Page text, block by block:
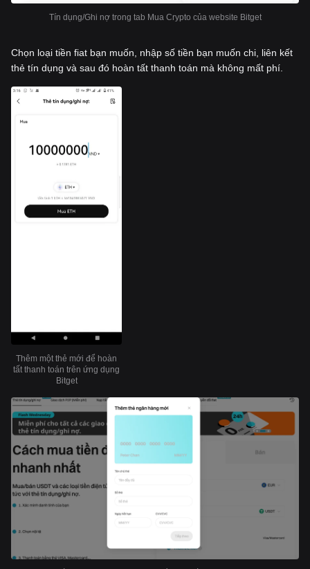
Tín dụng/Ghi nợ trong tab Mua Crypto của website Bitget
Chọn loại tiền fiat bạn muốn, nhập số tiền bạn muốn chi, liên kết
thẻ tín dụng và sau đó hoàn tất thanh toán mà không mất phí.
Thêm một thẻ mới để hoàn
tất thanh toán trên ứng dụng
Bitget